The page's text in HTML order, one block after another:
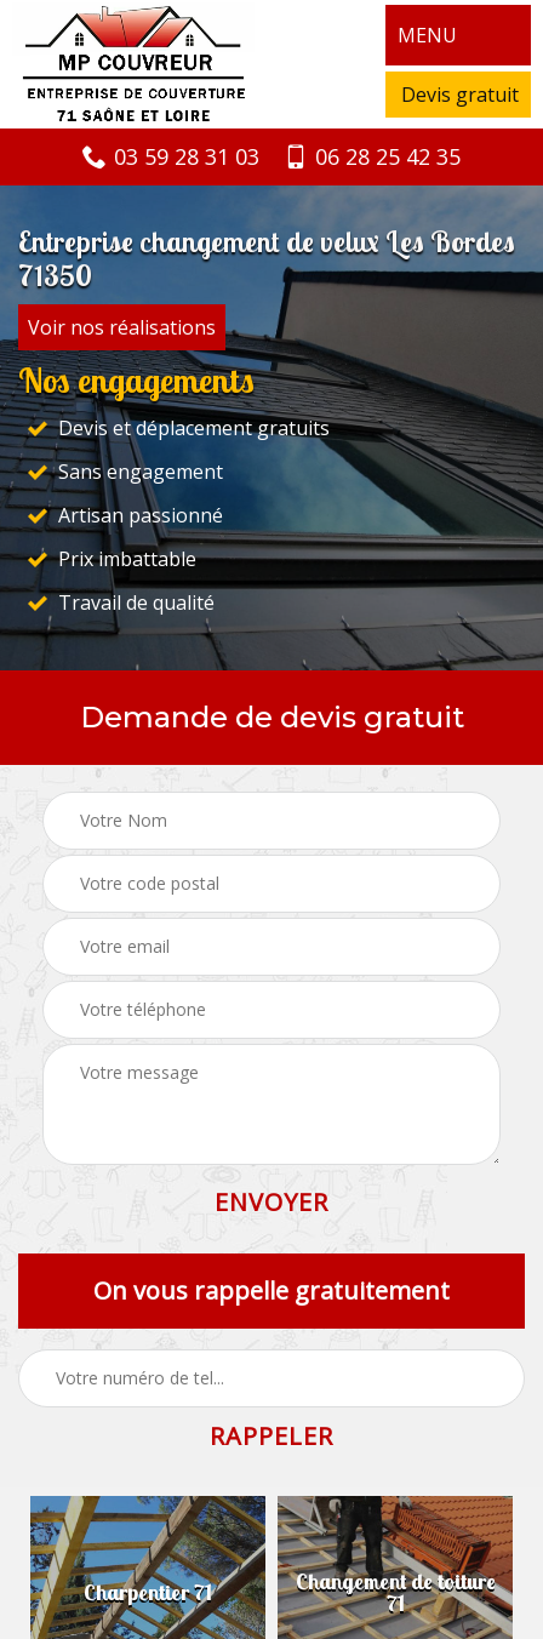
MENU
Devis gratuit
03 59 28 31 03 06 28 25 42 35
Entreprise changement de velux Les Bordes
71350
Voir nos réalisations
Nos engagements
Devis et déplacement gratuits
Sans engagement
Artisan passionné
Prix imbattable
Travail de qualité
Demande de devis gratuit
On vous rappelle gratuitement
Charpentier 71 Changement de toiture
71